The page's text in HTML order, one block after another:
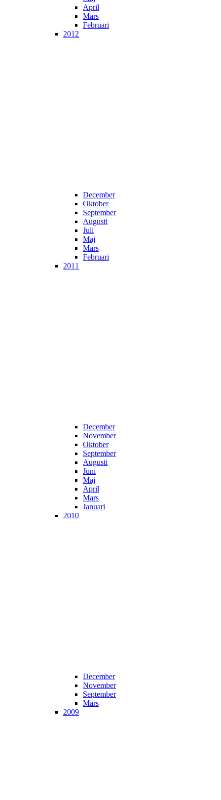
April
Mars
Februari
2012
December
Oktober
September
Augusti
Juli
Maj
Mars
Februari
2011
December
November
Oktober
September
Augusti
Juni
Maj
April
Mars
Januari
2010
December
November
September
Mars
2009